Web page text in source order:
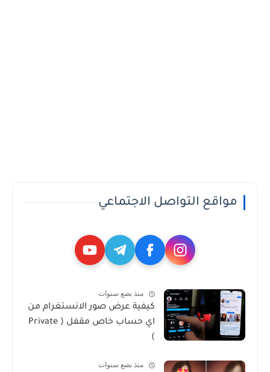
مواقع التواصل الاجتماعي
منذ بضع سنوات
كيفية عرض صور الانستغرام من
اي حساب خاص مقفل ( Private
)
منذ بضع سنوات